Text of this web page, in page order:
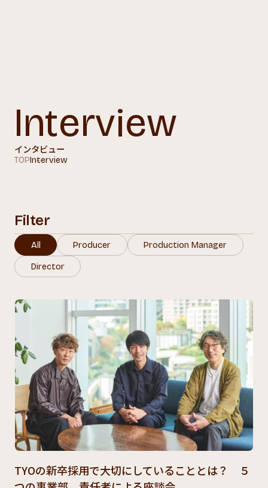
Interview
インタビュー
TOPInterview
Filter
All Producer Production Manager
Director
TYOの新卒採用で大切にしていることとは？ ５